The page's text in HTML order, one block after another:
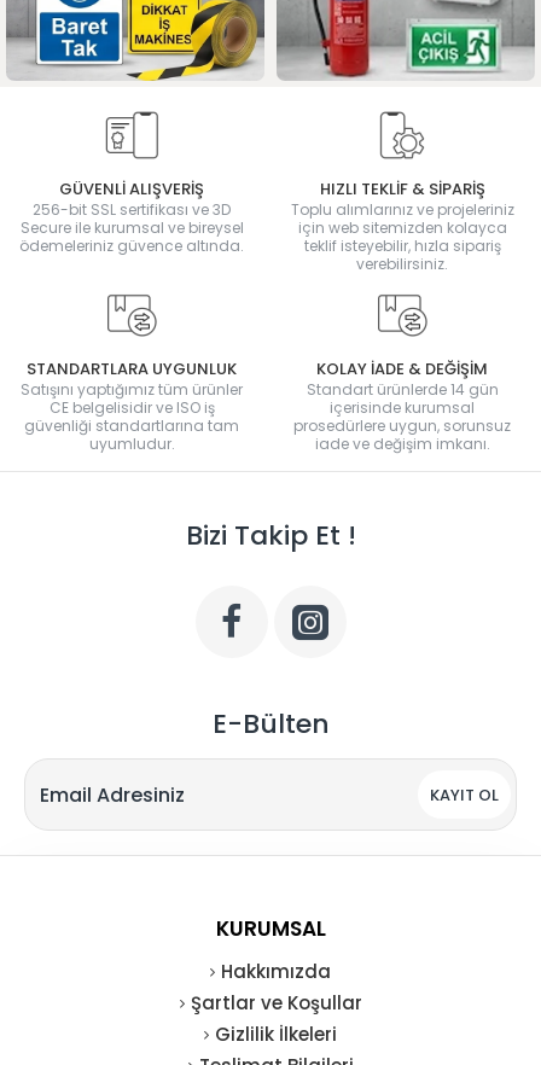
GÜVENLİ ALIŞVERİŞ
256-bit SSL sertifikası ve 3D
Secure ile kurumsal ve bireysel
ödemeleriniz güvence altında.
HIZLI TEKLİF & SİPARİŞ
Toplu alımlarınız ve projeleriniz
için web sitemizden kolayca
teklif isteyebilir, hızla sipariş
verebilirsiniz.
STANDARTLARA UYGUNLUK
Satışını yaptığımız tüm ürünler
CE belgelisidir ve ISO iş
güvenliği standartlarına tam
uyumludur.
KOLAY İADE & DEĞİŞİM
Standart ürünlerde 14 gün
içerisinde kurumsal
prosedürlere uygun, sorunsuz
iade ve değişim imkanı.
Bizi Takip Et !
E-Bülten
KAYIT OL
KURUMSAL
Hakkımızda
Şartlar ve Koşullar
Gizlilik İlkeleri